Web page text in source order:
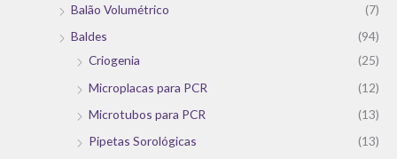
Balão Volumétrico
(7)
Baldes
(94)
Criogenia
(25)
Microplacas para PCR
(12)
Microtubos para PCR
(13)
Pipetas Sorológicas
(13)